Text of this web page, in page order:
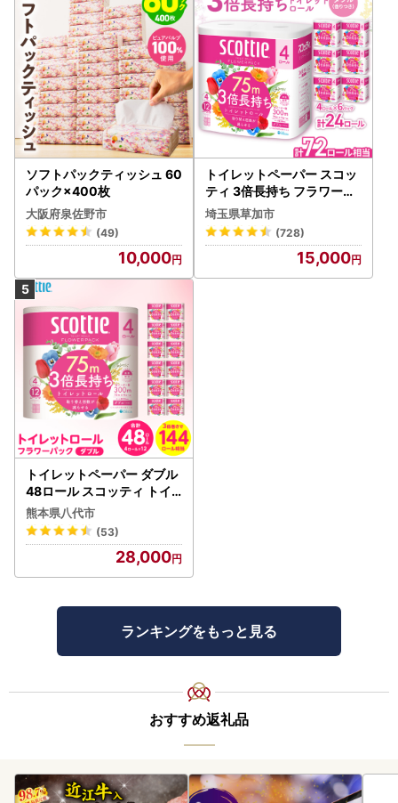
発送連絡： 発送完了後、お荷物伝票番号をメールにてお知
らせいたします（一部、通知対象外の品がございます）。
到着後の確認： 到着後すぐに中身をご確認ください。万が
一不具合（破損・傷み等）があった場合は、現物の画像を添
付の上、お問い合わせ先までメールにてご連絡ください。
■ オンライン・ワンストップ特例申請について
導入しています。
オンライン申請のメリット： マイナンバーカードをお持ち
の方は、スマホで申請が完結します。紙の申請書・添付書類
の郵送が不要になり、非常にスムーズです。
その他の機能： 寄附の一元管理、受付済書のダウンロー
ド、寄附金証明書XMLデータの取得などが可能です。
【自治体マイページ】https://mypg.jp/
カウント登録が必要です）
※従来通り「紙の書類郵送」による申請も可能です。
※ワンストップ特例申請の期限（必着）は、ご寄附翌年の1月
10日です。
■ お問い合わせ先
現在、メールでのお問い合わせを多数いただいており、回答
まで数日（混雑時は1週間程度）お時間を要する場合がござ
います。順次対応しておりますので、何卒ご容赦ください。
東近江市ふるさと寄附運営事務局
TEL： 050-3529-0540
Email：higashiomifurusato-tax@ritagroup.co.jp
ソフトパックティッシュ 60
パック×400枚
大阪府泉佐野市
(49)
10,000
トイレットペーパー スコッ
ティ 3倍長持ち フラワーパ
ック 4ロール×6P
埼玉県草加市
(728)
15,000
トイレットペーパー ダブル
48ロール スコッティ トイ
レット
熊本県八代市
(53)
28,000
ランキングをもっと見る
おすすめ返礼品